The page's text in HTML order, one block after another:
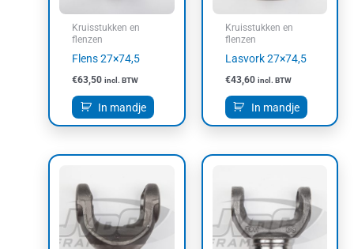
Kruisstukken en
flenzen
Flens 27×74,5
€63,50 incl. BTW
In mandje
Kruisstukken en
flenzen
Lasvork 27×74,5
€43,60 incl. BTW
In mandje